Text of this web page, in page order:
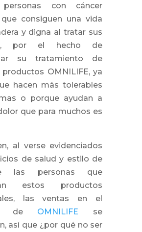
con cáncer
consiguen una vida
y digna al tratar sus
por el hecho de
su tratamiento de
OMNILIFE, ya
hacen más tolerables
o porque ayudan a
que para muchos es
al verse evidenciados
de salud y estilo de
las personas que
estos productos
las ventas en el
de OMNILIFE se
así que ¿por qué no ser